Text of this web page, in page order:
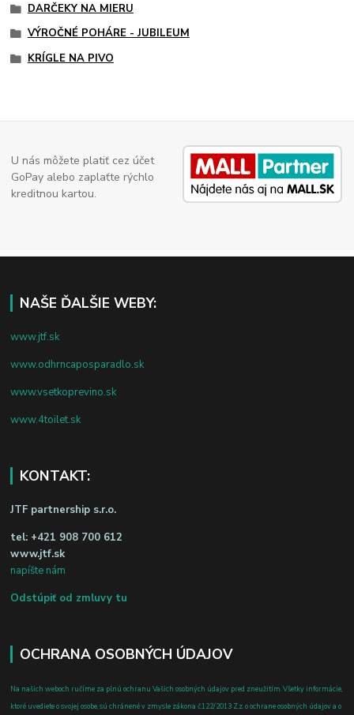
DARČEKY NA MIERU
VÝROČNÉ POHÁRE - JUBILEUM
KRÍGLE NA PIVO
U nás môžete platiť cez účet
GoPay alebo zaplaťte rýchlo
kreditnou kartou.
NAŠE ĎALŠIE WEBY:
www.jtf.sk
www.odhrncaposparadlo.sk
www.vsetkoprevino.sk
www.4toilet.sk
KONTAKT:
JTF partnership s.r.o.
tel: +421 908 700 612
www.jtf.sk
napíšte nám
Odstúpiť od zmluvy tu
OCHRANA OSOBNÝCH ÚDAJOV
Na našich weboch ručíme za plnú ochranu Vašich osobných údajov pred zneužitím. Všetky informácie,
ktoré uvediete o svojej osobe, sú chránené v zmysle zákona č.122/2013 Z.z. o ochrane osobných údajov a o